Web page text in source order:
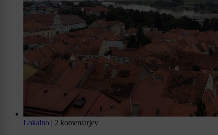
Lokalno | 2 komentarjev